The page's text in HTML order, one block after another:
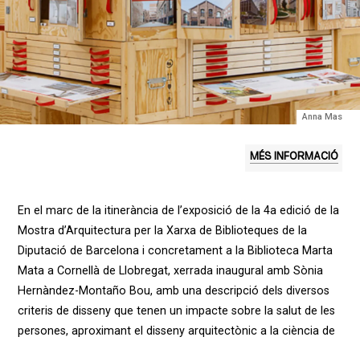
Anna Mas
MÉS INFORMACIÓ
En el marc de la itinerància de l’exposició de la 4a edició de la
Mostra d’Arquitectura per la Xarxa de Biblioteques de la
Diputació de Barcelona i concretament a la Biblioteca Marta
Mata a Cornellà de Llobregat, xerrada inaugural amb Sònia
Hernàndez-Montaño Bou, amb una descripció dels diversos
criteris de disseny que tenen un impacte sobre la salut de les
persones, aproximant el disseny arquitectònic a la ciència de